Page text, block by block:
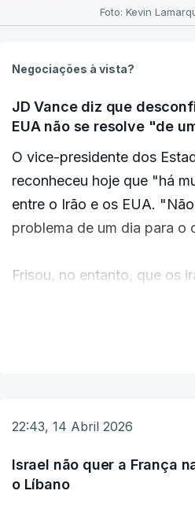
Foto: Kevin
Negociações à vista?
JD Vance diz que
EUA não se resolve "de
O vice-presidente dos
reconheceu hoje que "há
entre o Irão e os EUA.
problema de um dia para o
Frisou, no entanto, que os
ERRO 100
ESTE CONTEÚDO ESTÁ
22:43, 14 Abril 2026
Israel não quer a França
o Líbano